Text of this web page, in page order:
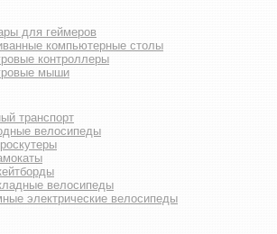
для геймеров
компьютерные столы
контроллеры
мыши
транспорт
велосипеды
велосипеды
электрические велосипеды